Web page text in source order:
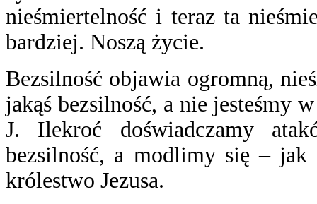
nieśmiertelność i teraz ta
bardziej. Noszą życie.
Bezsilność objawia ogromną,
jakąś bezsilność, a nie jesteśmy
J. Ilekroć doświadczamy
bezsilność, a modlimy się – jak
królestwo Jezusa.